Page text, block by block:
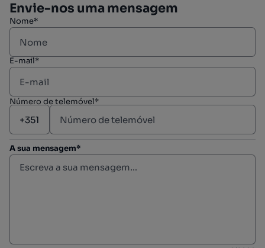
Envie-nos uma mensagem
Nome*
E-mail*
Número de telemóvel*
A sua mensagem*